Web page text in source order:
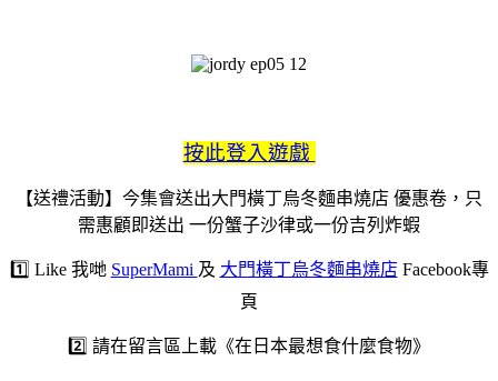
按此登入遊戲
【送禮活動】今集會送出大門橫丁烏冬麵串燒店 優惠卷，只
需惠顧即送出 一份蟹子沙律或一份吉列炸蝦
1️⃣ Like 我哋 SuperMami 及 大門橫丁烏冬麵串燒店Facebook專
頁
2️⃣ 請在留言區上載《在日本最想食什麼食物》